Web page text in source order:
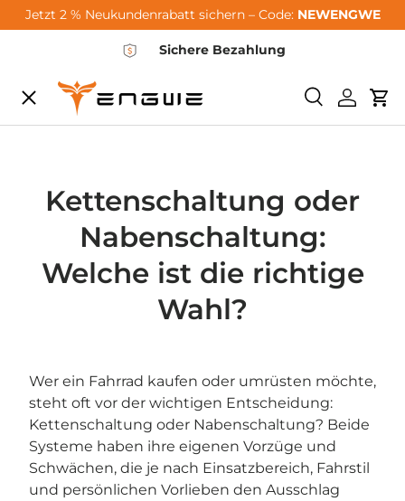
Skip to content
Jetzt 2 % Neukundenrabatt sichern – Code: NEWENGWE
Sichere Bezahlung
SearchLog in
Menu
City-Sale
E-Bikes
Support
Kettenschaltung oder
Nabenschaltung:
Welche ist die richtige
Wahl?
Wer ein Fahrrad kaufen oder umrüsten möchte,
steht oft vor der wichtigen Entscheidung:
Kettenschaltung oder Nabenschaltung? Beide
Systeme haben ihre eigenen Vorzüge und
Schwächen, die je nach Einsatzbereich, Fahrstil
und persönlichen Vorlieben den Ausschlag